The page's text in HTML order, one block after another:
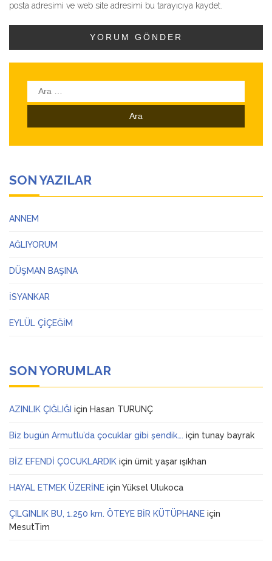
posta adresimi ve web site adresimi bu tarayıcıya kaydet.
Arama:
SON YAZILAR
ANNEM
AĞLIYORUM
DÜŞMAN BAŞINA
İSYANKAR
EYLÜL ÇİÇEĞİM
SON YORUMLAR
AZINLIK ÇIĞLIĞI için Hasan TURUNÇ
Biz bugün Armutlu’da çocuklar gibi şendik…. için tunay bayrak
BİZ EFENDİ ÇOCUKLARDIK için ümit yaşar ışıkhan
HAYAL ETMEK ÜZERİNE için Yüksel Ulukoca
ÇILGINLIK BU, 1.250 km. ÖTEYE BİR KÜTÜPHANE için
MesutTim